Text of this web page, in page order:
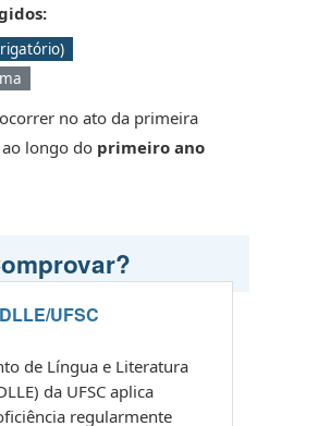
no ato da primeira
longo do primeiro ano
UFSC
de Língua e Literatura
da UFSC aplica
regularmente